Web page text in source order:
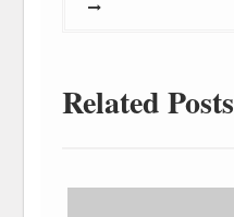
Related Posts